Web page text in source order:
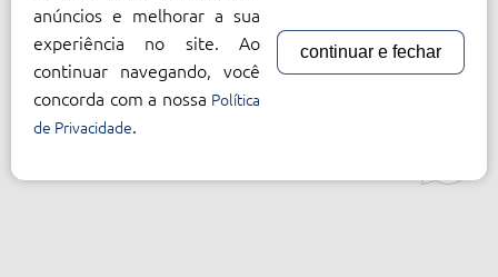
anúncios e melhorar a sua
experiência no site. Ao
continuar navegando, você
concorda com a nossa Política
de Privacidade.
continuar e fechar